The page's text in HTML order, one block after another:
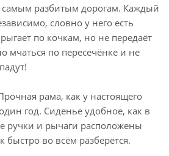
разбитым дорогам. Каждый
словно у него есть
по кочкам, но не передаёт
мчаться по пересечёнке и не
рама, как у настоящего
год. Сиденье удобное, как в
ручки и рычаги расположены
быстро во всём разберётся.